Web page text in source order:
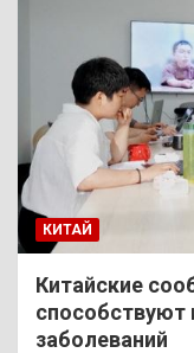
КИТАЙ
Китайские
способствуют
заболеваний